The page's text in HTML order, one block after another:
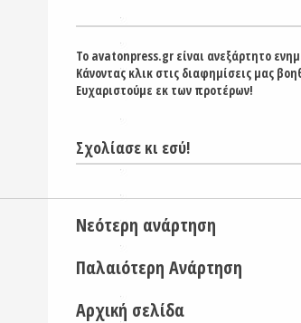
Το avatonpress.gr είναι ανεξάρτητο
Κάνοντας κλικ στις διαφημίσεις μας
Ευχαριστούμε εκ των προτέρων!
Σχολίασε κι εσύ!
Νεότερη ανάρτηση
Παλαιότερη Ανάρτηση
Αρχική σελίδα